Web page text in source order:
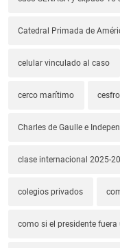
Catedral Primada de
celular vinculado al caso
cerco marítimo
Charles de Gaulle e
clase internacional 2025-
colegios privados
como si el presidente fuera